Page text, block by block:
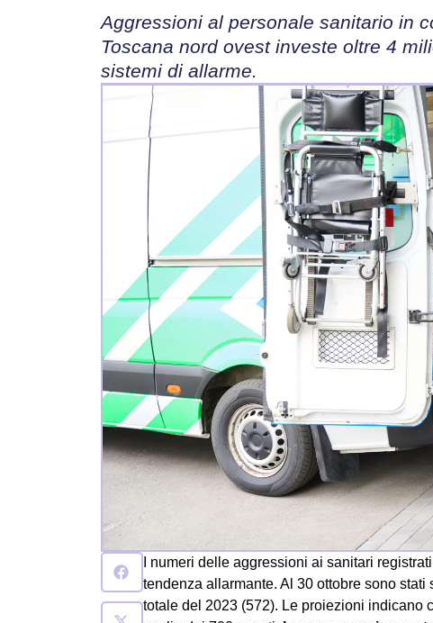
Aggressioni al personale sanitario in
Toscana nord ovest investe oltre 4
sistemi di allarme.
I numeri delle aggressioni ai sanitari
tendenza allarmante. Al 30 ottobre sono
totale del 2023 (572). Le proiezioni indicano